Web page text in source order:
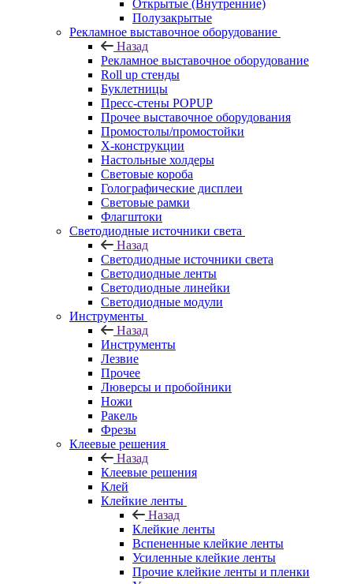
Открытые (Внутренние)
Полузакрытые
Рекламное выставочное оборудование
Назад
Рекламное выставочное оборудование
Roll up стенды
Буклетницы
Пресс-стены POPUP
Прочее выставочное оборудования
Промостолы/промостойки
Х-конструкции
Настольные холдеры
Световые короба
Голографические дисплеи
Световые рамки
Флагштоки
Светодиодные источники света
Назад
Светодиодные источники света
Светодиодные ленты
Светодиодные линейки
Светодиодные модули
Инструменты
Назад
Инструменты
Лезвие
Прочее
Люверсы и пробойники
Ножи
Ракель
Фрезы
Клеевые решения
Назад
Клеевые решения
Клей
Клейкие ленты
Назад
Клейкие ленты
Вспененные клейкие ленты
Усиленные клейкие ленты
Прочие клейкие ленты и пленки